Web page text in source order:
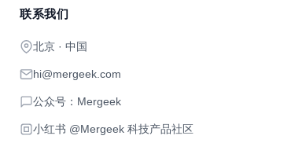
联系我们
北京 · 中国
hi@mergeek.com
公众号：Mergeek
小红书 @Mergeek 科技产品社区